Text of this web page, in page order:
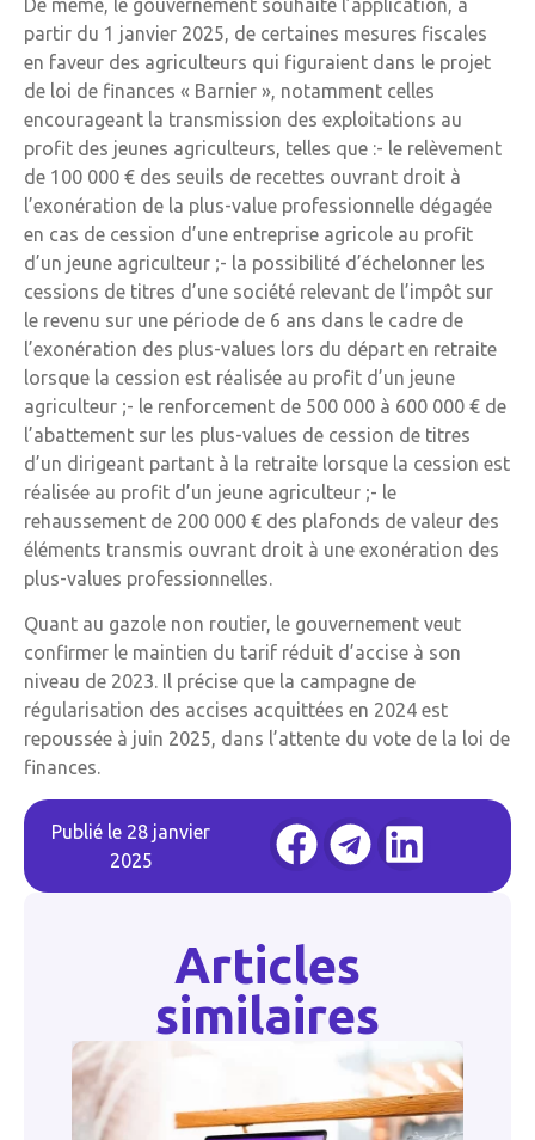
De même, le gouvernement souhaite l’application, à
partir du 1 janvier 2025, de certaines mesures fiscales
en faveur des agriculteurs qui figuraient dans le projet
de loi de finances « Barnier », notamment celles
encourageant la transmission des exploitations au
profit des jeunes agriculteurs, telles que :- le relèvement
de 100 000 € des seuils de recettes ouvrant droit à
l’exonération de la plus-value professionnelle dégagée
en cas de cession d’une entreprise agricole au profit
d’un jeune agriculteur ;- la possibilité d’échelonner les
cessions de titres d’une société relevant de l’impôt sur
le revenu sur une période de 6 ans dans le cadre de
l’exonération des plus-values lors du départ en retraite
lorsque la cession est réalisée au profit d’un jeune
agriculteur ;- le renforcement de 500 000 à 600 000 € de
l’abattement sur les plus-values de cession de titres
d’un dirigeant partant à la retraite lorsque la cession est
réalisée au profit d’un jeune agriculteur ;- le
rehaussement de 200 000 € des plafonds de valeur des
éléments transmis ouvrant droit à une exonération des
plus-values professionnelles.
Quant au gazole non routier, le gouvernement veut
confirmer le maintien du tarif réduit d’accise à son
niveau de 2023. Il précise que la campagne de
régularisation des accises acquittées en 2024 est
repoussée à juin 2025, dans l’attente du vote de la loi de
finances.
Publié le 28 janvier
2025
Articles
similaires